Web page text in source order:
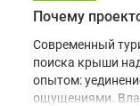
Современный
поиска крыши
опытом:
ощущениями.